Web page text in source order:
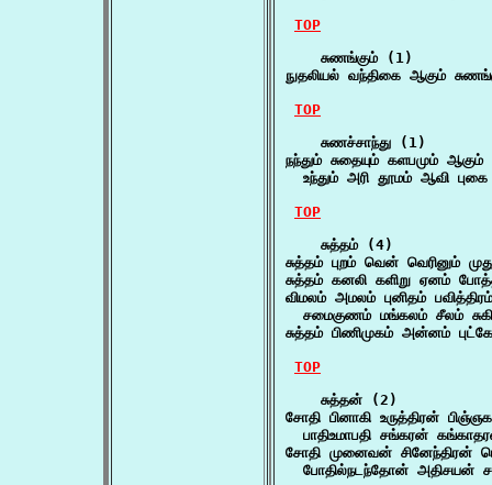
TOP
    சுணங்கும் (1)
நுதலியல் வந்திகை ஆகும்
TOP
    சுணச்சாந்து (1)
நந்தும் சுதையும் களபமும் ஆகும்
உந்தும் அரி தூமம் ஆவி
TOP
    சுத்தம் (4)
சுத்தம் புறம் வென் வெரினும்
சுத்தம் கனலி களிறு ஏனம்
விமலம் அமலம் புனிதம்
சமைகுணம் மங்கலம் சீலம்
சுத்தம் பிணிமுகம் அன்னம்
TOP
    சுத்தன் (2)
சோதி பினாகி உருத்திரன்
பாதிஉமாபதி சங்கரன்
சோதி முனைவன் சினேந்திரன்
போதில்நடந்தோன் அதிசயன்